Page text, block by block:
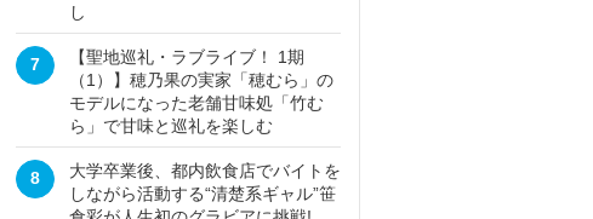
し
7
【聖地巡礼・ラブライブ！ 1期
（1）】穂乃果の実家「穂むら」の
モデルになった老舗甘味処「竹む
ら」で甘味と巡礼を楽しむ
8
大学卒業後、都内飲食店でバイトを
しながら活動する“清楚系ギャル”笹